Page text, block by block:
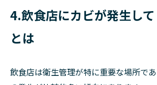
4.飲食店にカビが発生し
とは
飲食店は衛生管理が特に重要な場所で